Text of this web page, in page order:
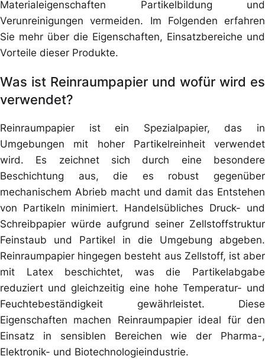
Materialeigenschaften Partikelbildung und
Verunreinigungen vermeiden. Im Folgenden erfahren
Sie mehr über die Eigenschaften, Einsatzbereiche und
Vorteile dieser Produkte.
Was ist Reinraumpapier und wofür wird es
verwendet?
Reinraumpapier ist ein Spezialpapier, das in
Umgebungen mit hoher Partikelreinheit verwendet
wird. Es zeichnet sich durch eine besondere
Beschichtung aus, die es robust gegenüber
mechanischem Abrieb macht und damit das Entstehen
von Partikeln minimiert. Handelsübliches Druck- und
Schreibpapier würde aufgrund seiner Zellstoffstruktur
Feinstaub und Partikel in die Umgebung abgeben.
Reinraumpapier hingegen besteht aus Zellstoff, ist aber
mit Latex beschichtet, was die Partikelabgabe
reduziert und gleichzeitig eine hohe Temperatur- und
Feuchtebeständigkeit gewährleistet. Diese
Eigenschaften machen Reinraumpapier ideal für den
Einsatz in sensiblen Bereichen wie der Pharma-,
Elektronik- und Biotechnologieindustrie.